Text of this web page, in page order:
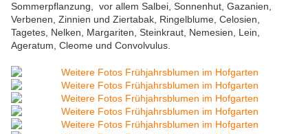
Sommerpflanzung, vor allem Salbei, Sonnenhut, Gazanien,
Verbenen, Zinnien und Ziertabak, Ringelblume, Celosien,
Tagetes, Nelken, Margariten, Steinkraut, Nemesien, Lein,
Ageratum, Cleome und Convolvulus.